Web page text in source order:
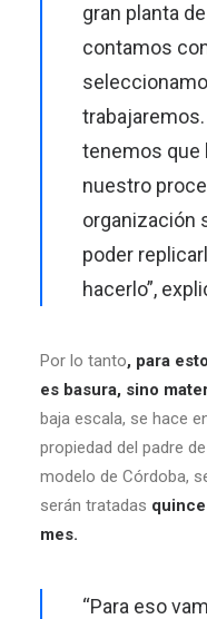
gran planta
contamos
tenemos que
nuestro
organización
poder
hacerlo”,
Por lo tanto, para
es basura, sino
baja escala, se hace
propiedad del padre
modelo de Córdoba,
serán tratadas
mes.
“Para eso